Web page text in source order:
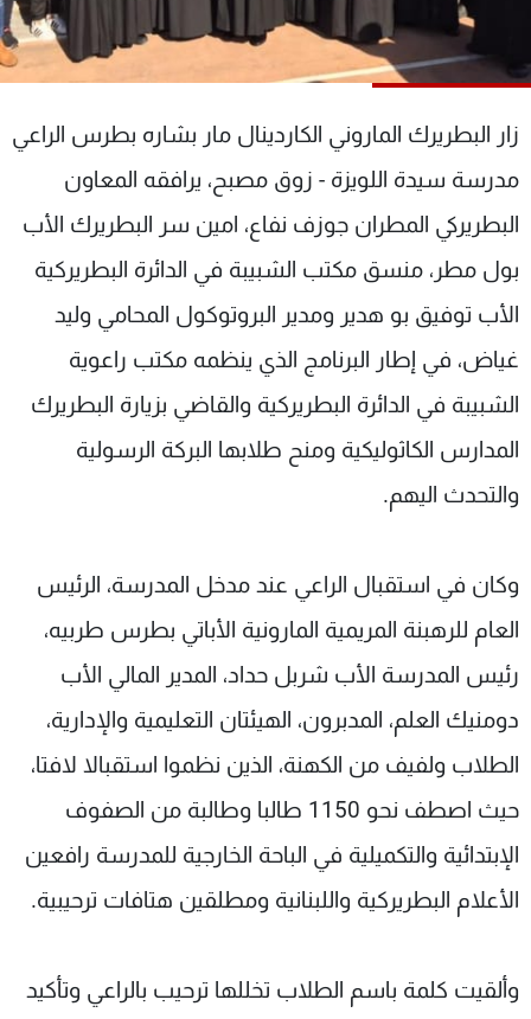
زار البطريرك الماروني الكاردينال مار بشاره بطرس الراعي
مدرسة سيدة اللويزة - زوق مصبح، يرافقه المعاون
البطريركي المطران جوزف نفاع، امين سر البطريرك الأب
بول مطر، منسق مكتب الشبيبة في الدائرة البطريركية
الأب توفيق بو هدير ومدير البروتوكول المحامي وليد
غياض، في إطار البرنامج الذي ينظمه مكتب راعوية
الشبيبة في الدائرة البطريركية والقاضي بزيارة البطريرك
المدارس الكاثوليكية ومنح طلابها البركة الرسولية
والتحدث اليهم.
وكان في استقبال الراعي عند مدخل المدرسة، الرئيس
العام للرهبنة المريمية المارونية الأباتي بطرس طربيه،
رئيس المدرسة الأب شربل حداد، المدير المالي الأب
دومنيك العلم، المدبرون، الهيئتان التعليمية والإدارية،
الطلاب ولفيف من الكهنة، الذين نظموا استقبالا لافتا،
حيث اصطف نحو 1150 طالبا وطالبة من الصفوف
الإبتدائية والتكميلية في الباحة الخارجية للمدرسة رافعين
الأعلام البطريركية واللبنانية ومطلقين هتافات ترحيبية.
وألقيت كلمة باسم الطلاب تخللها ترحيب بالراعي وتأكيد
شاهد البرامج
الترددات
عن MTV
لاعلاناتكم
وظائف
شروط الإسـتخدام